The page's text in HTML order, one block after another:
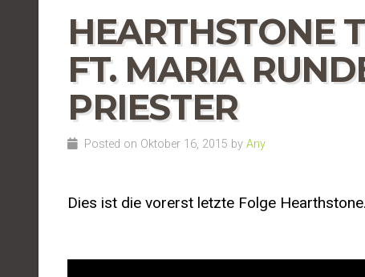
HEARTHSTONE
FT. MARIA
PRIESTER
Posted on Oktober 16, 2015 by Any
Dies ist die vorerst letzte Folge